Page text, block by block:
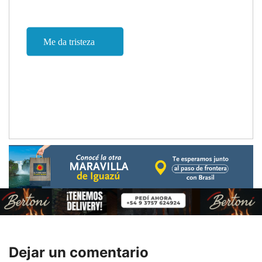
Dejar un comentario